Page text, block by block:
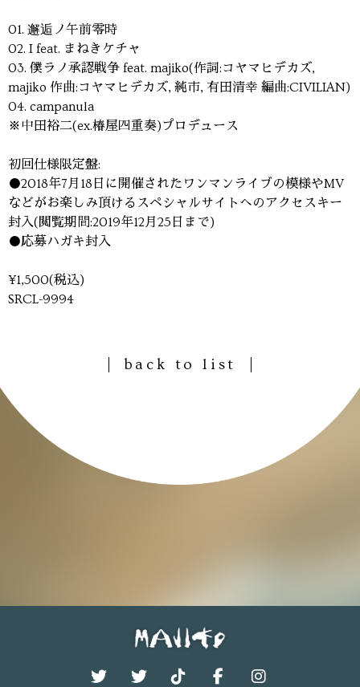
01. 邂逅ノ午前零時
02. I feat. まねきケチャ
03. 僕ラノ承認戦争 feat. majiko(作詞:コヤマヒデカズ,
majiko 作曲:コヤマヒデカズ, 純市, 有田清幸 編曲:CIVILIAN)
04. campanula
※中田裕二(ex.椿屋四重奏)プロデュース
初回仕様限定盤:
●2018年7月18日に開催されたワンマンライブの模様やMV
などがお楽しみ頂けるスペシャルサイトへのアクセスキー
封入(閲覧期間:2019年12月25日まで)
●応募ハガキ封入
¥1,500(税込)
SRCL-9994
back to list